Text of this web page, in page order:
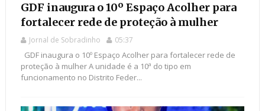
GDF inaugura o 10º Espaço Acolher para
fortalecer rede de proteção à mulher
Jornal de Sobradinho 05:37
GDF inaugura o 10º Espaço Acolher para fortalecer rede de
proteção à mulher A unidade é a 10ª do tipo em
funcionamento no Distrito Feder...